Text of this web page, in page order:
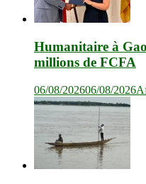
Humanitaire à
millions de FCFA
06/08/202606/08/2026